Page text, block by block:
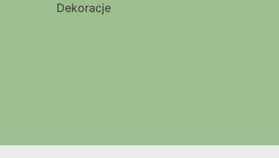
Dekoracje